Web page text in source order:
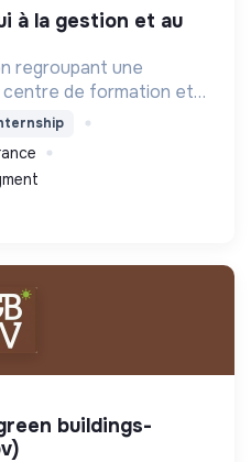
regroupant une
centre de formation et
a pour objectif
les quartiers.